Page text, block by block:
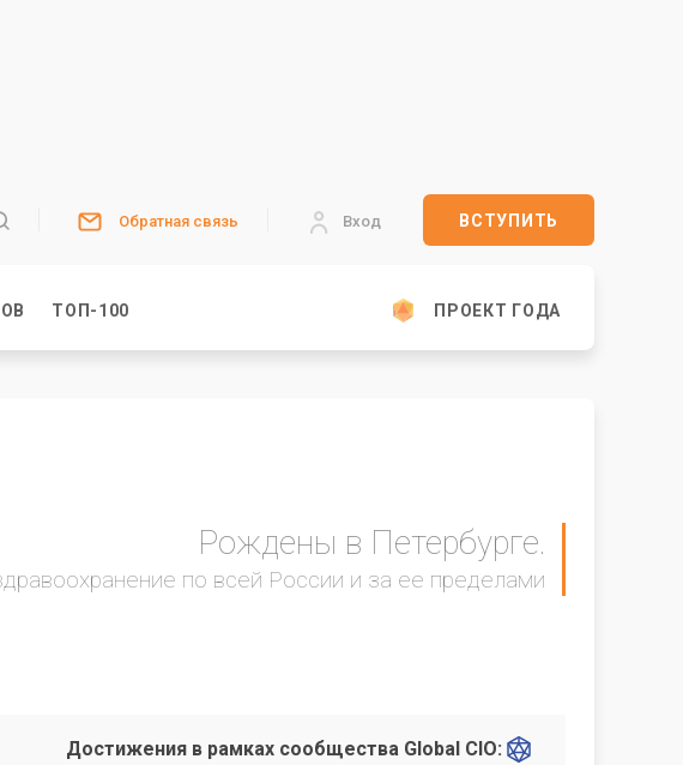
Обратная связь Вход ВСТУПИТЬ
ТОП-100 ПРОЕКТ ГОДА
Рождены в Петербурге.
по всей России и за ее пределами
Достижения в рамках сообщества Global CIO: